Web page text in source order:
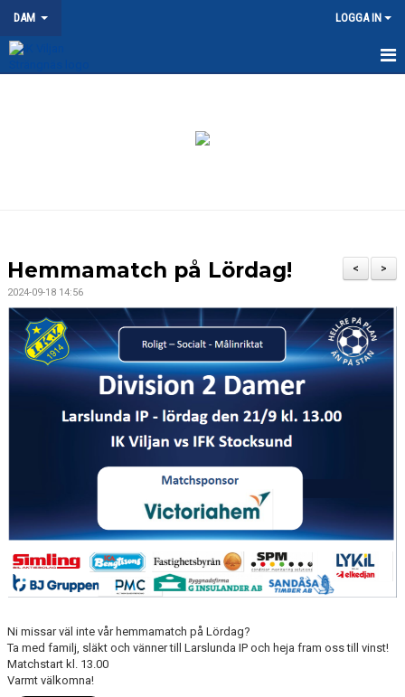
DAM LOGGA IN
DOKUMENT
KONTAKT
>
<
Hemmamatch på Lördag!
2024-09-18 14:56
Ni missar väl inte vår hemmamatch på Lördag?
Ta med familj, släkt och vänner till Larslunda IP och heja fram oss till vinst!
Matchstart kl. 13.00
Varmt välkomna!